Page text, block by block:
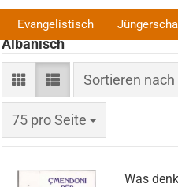
Evangelistisch
Albanisch
Sortieren nach
Sortieren nach
75 pro Seite
pro Seite
Was